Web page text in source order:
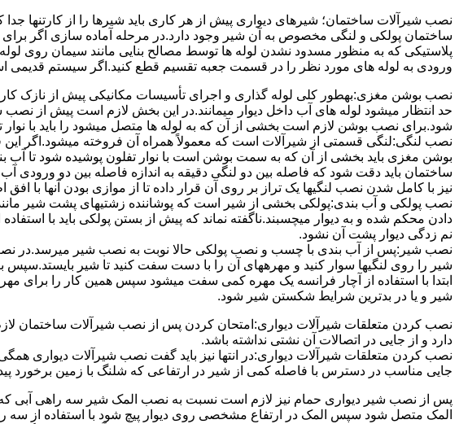
نصب شیرآلات ساختمان؛ شیرهای دیواری پیش از هر کاری باید شیرها را از کارتنها
ساختمان پولکی و لنگی مخصوص به آن شیر وجود دارد.در مرحله آماده سازی اگر
پلاستیکی که به منظور مسدود نشدن لوله ها توسط مصالح بنایی مانند سیمان روی
ورودی به لوله های مورد نظر را در قسمت جعبه تقسیم قطع کنید.اگر سیستم قدیمی
نصب بوشن مغزی:بهطور کلی لوله گذاری و اجرای تأسیسات مکانیکی پیش از نازک
حد انتظار میشود لوله های آب داخل دیوار میمانند.در این بخش لازم است پیش از
شود.برای نصب بوشن لازم است بخشی از آن که به لوله ها متصل میشود را باید با
نصب لنگی:لنگی قسمتی از شیرآلات است که معمولاً همراه آن فروخته میشود.اگر
بوشن مغزی باید بخشی از آن که به سمت بوشن است با نوار تفلون پوشیده شود تا
ساختمان باید دقت شود که فاصله بین دو لنگی دقیقه به اندازه فاصله بین دو ورودی آب
نیز با کامل شدن نصب لنگیها یک تراز بر روی آن قرار داده تا از موازی بودن آنها با افق
نصب پولکی و آب بندی:پولکی بخشی از شیر است که پوشاننده زشتیهای پشت شیر
دادن محکم شده و به دیوار میچسبند.ناگفته نماند که پیش از بستن پولکی باید با
نم زدگی دیوار پشت آن نشود.
نصب شیر:پس از آب بندی با چسب و نصب پولکی حالا نوبت به نصب شیر میرسد.در
شیر را روی لنگیها سوار کنید و مهرههای آن را با دست سفت کنید تا شیر
ابتدا با استفاده از آچار فرانسه یک مهره کمی سفت میشود سپس همین کار را
شیر و یا در بدترین شرایط شکستن شیر شود.
نصب کردن متعلقات شیرآلات دیواری:امتحان کردن پس از نصب شیرآلات ساختمان لازم
دارد و از جایی در اتصالات آن نشتی نداشته باشد.
نصب کردن متعلقات شیرآلات دیواری:در انتها نیز باید گفت نصب شیرآلات دیواری
جایی مناسب در دسترس با فاصله کمی از شیر در ارتفاعی که شلنگ با زمین برخورد
پس از نصب شیر دیواری حمام نیز لازم است نسبت به نصب المک شیر سه راهی آبی
المک متصل شود سپس المک در ارتفاع مشخصی روی دیوار پیچ شود با استفاده از